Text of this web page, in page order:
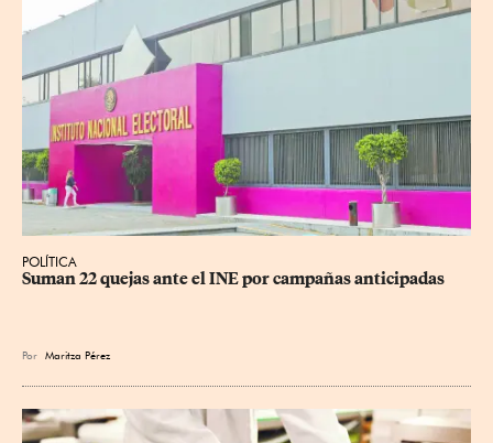
POLÍTICA
Suman 22 quejas ante el INE por campañas anticipadas
Por Maritza Pérez